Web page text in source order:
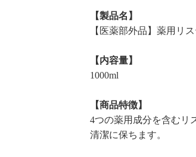
【製品名】
【医薬部外品】薬用リ
【内容量】
1000ml
【商品特徴】
4つの薬用成分を含むリ
清潔に保ちます。